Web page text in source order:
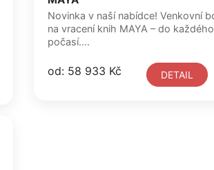
Novinka v naší nabídce! Venkovní box
na vracení knih MAYA – do každého
počasí....
od: 58 933 Kč DETAIL